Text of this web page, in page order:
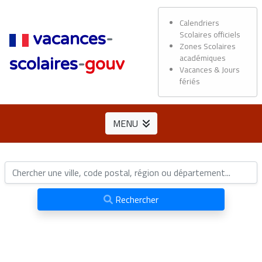
vacances-
scolaires-gouv
Calendriers
Scolaires officiels
Zones Scolaires
académiques
Vacances & Jours
fériés
MENU
Rechercher